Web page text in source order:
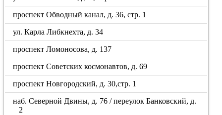
проспект Обводный канал, д. 36, стр. 1
ул. Карла Либкнехта, д. 34
проспект Ломоносова, д. 137
проспект Советских космонавтов, д. 69
проспект Новгородский, д. 30,стр. 1
наб. Северной Двины, д. 76 / переулок Банковский, д.
2